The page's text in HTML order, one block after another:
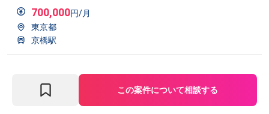
700,000円/月
東京都
京橋駅
この案件について相談する